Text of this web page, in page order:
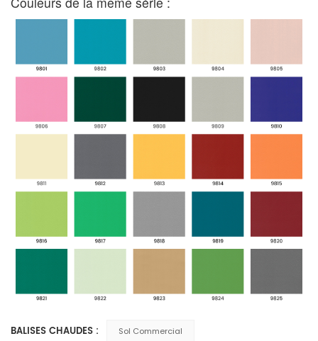
BALISES CHAUDES : Sol Commercial